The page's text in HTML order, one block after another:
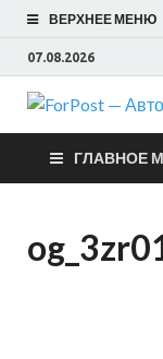
ВЕРХНЕЕ МЕНЮ
07.08.2026
ГЛАВНОЕ